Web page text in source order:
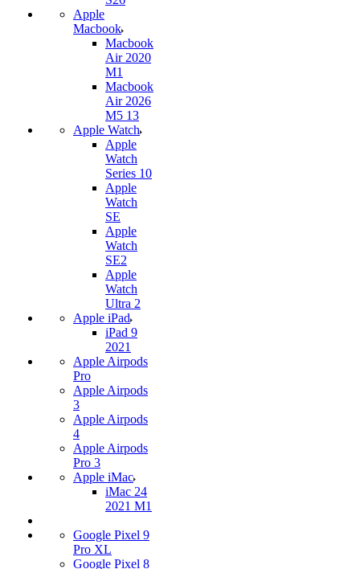
Apple
Macbook
Macbook
Air 2020
M1
Macbook
Air 2026
M5 13
Apple Watch
Apple
Watch
Series 10
Apple
Watch
SE
Apple
Watch
SE2
Apple
Watch
Ultra 2
Apple iPad
iPad 9
2021
Apple Airpods
Pro
Apple Airpods
3
Apple Airpods
4
Apple Airpods
Pro 3
Apple iMac
iMac 24
2021 M1
Google Pixel 9
Pro XL
Google Pixel 8